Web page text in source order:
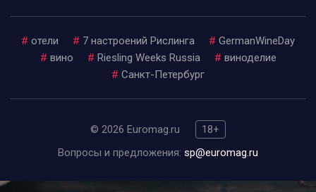
# отели # 7 настроений Рислинга # GermanWineDay
# вино # Riesling Weeks Russia # виноделие
# Санкт-Петербург
© 2026 Euromag.ru
18+
Вопросы и предложения: sp@euromag.ru